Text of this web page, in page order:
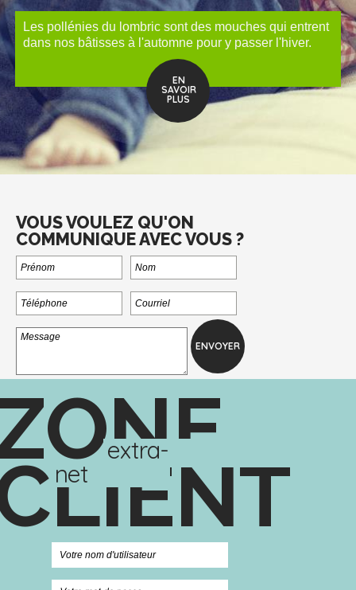
Les pollénies du lombric sont des mouches qui entrent
dans nos bâtisses à l'automne pour y passer l'hiver.
EN
SAVOIR
PLUS
VOUS VOULEZ QU'ON
COMMUNIQUE AVEC VOUS ?